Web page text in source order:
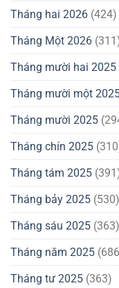
Tháng hai 2026 (424)
Tháng Một 2026
Tháng mười hai 2025
Tháng mười một
Tháng mười 2025
Tháng chín 2025
Tháng tám 2025
Tháng bảy 2025 (530)
Tháng sáu 2025 (363)
Tháng năm 2025
Tháng tư 2025 (363)